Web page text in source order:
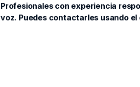
Profesionales con experiencia
voz. Puedes contactarles usando